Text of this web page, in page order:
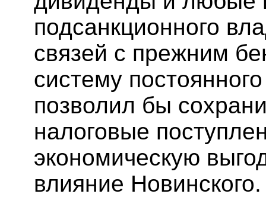
подсанкционного
связей с прежним
систему
позволил бы
налоговые
экономическую
влияние Новинского.